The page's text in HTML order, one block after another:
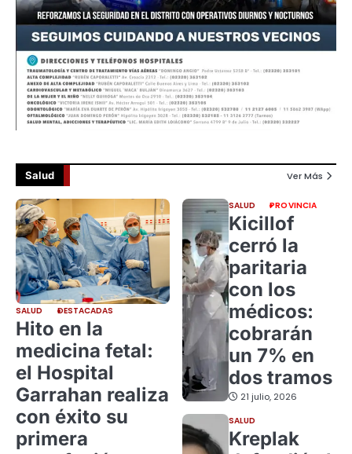
Salud Ver Más
SALUD DESTACADAS
Hito en la
medicina fetal:
el Hospital
Garrahan realiza
con éxito su
primera
SALUD PROVINCIA
Kicillof
cerró la
paritaria
con los
médicos:
cobrarán
un 7% en
dos tramos
21 julio, 2026
SALUD
Kreplak